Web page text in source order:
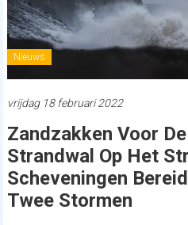
Nieuws
vrijdag 18 februari 2022
Zandzakken Voor
Strandwal Op Het
Scheveningen
Twee Stormen